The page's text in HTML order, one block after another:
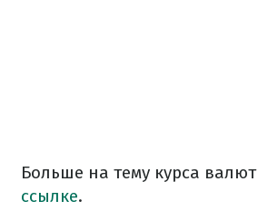
Больше на тему курса валют
ссылке.